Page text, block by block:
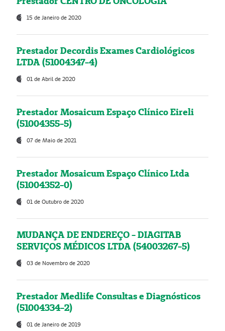
15 de Janeiro de 2020
Prestador Decordis Exames Cardiológicos
LTDA (51004347-4)
01 de Abril de 2020
Prestador Mosaicum Espaço Clínico Eireli
(51004355-5)
07 de Maio de 2021
Prestador Mosaicum Espaço Clínico Ltda
(51004352-0)
01 de Outubro de 2020
MUDANÇA DE ENDEREÇO - DIAGITAB
SERVIÇOS MÉDICOS LTDA (54003267-5)
03 de Novembro de 2020
Prestador Medlife Consultas e Diagnósticos
(51004334-2)
01 de Janeiro de 2019